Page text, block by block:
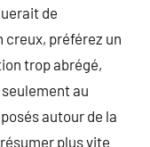
de
creux, préférez un
trop abrégé,
au
autour de la
plus vite